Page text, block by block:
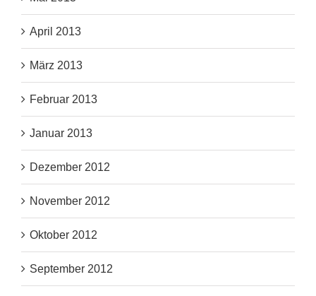
April 2013
März 2013
Februar 2013
Januar 2013
Dezember 2012
November 2012
Oktober 2012
September 2012